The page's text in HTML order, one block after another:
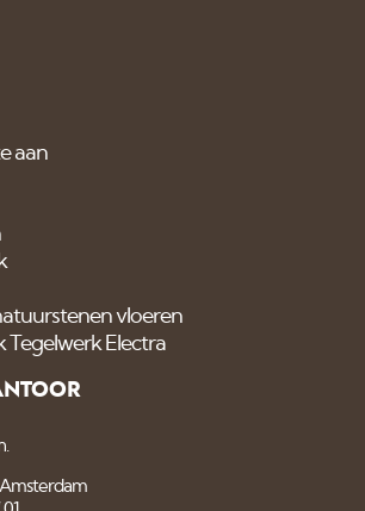
aan
vloeren
Tegelwerk Electra
Amsterdam